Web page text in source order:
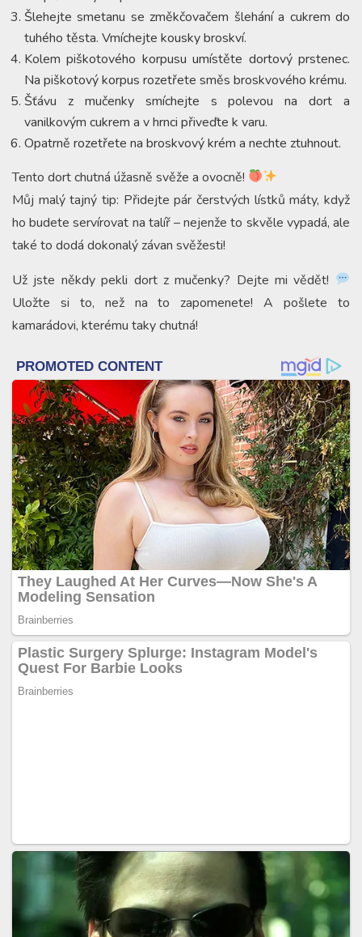
Šlehejte smetanu se změkčovačem šlehání a cukrem do
tuhého těsta. Vmíchejte kousky broskví.
Kolem piškotového korpusu umístěte dortový prstenec.
Na piškotový korpus rozetřete směs broskvového krému.
Šťávu z mučenky smíchejte s polevou na dort a
vanilkovým cukrem a v hrnci přiveďte k varu.
Opatrně rozetřete na broskvový krém a nechte ztuhnout.
Tento dort chutná úžasně svěže a ovocně!
Můj malý tajný tip: Přidejte pár čerstvých lístků máty, když
ho budete servírovat na talíř – nejenže to skvěle vypadá, ale
také to dodá dokonalý závan svěžesti!
Už jste někdy pekli dort z mučenky? Dejte mi vědět!
Uložte si to, než na to zapomenete! A pošlete to
kamarádovi, kterému taky chutná!